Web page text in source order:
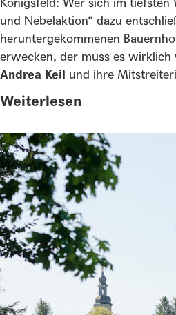
Königsfeld: Wer sich im
und Nebelaktion“ dazu
heruntergekommenen
erwecken, der muss es
Andrea Keil und ihre
Weiterlesen